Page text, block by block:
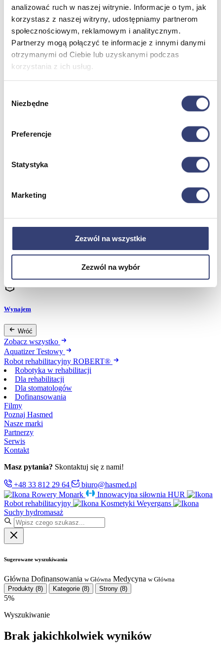
analizować ruch w naszej witrynie. Informacje o tym, jak
korzystasz z naszej witryny, udostępniamy partnerom
społecznościowym, reklamowym i analitycznym.
Partnerzy mogą połączyć te informacje z innymi danymi
otrzymanymi od Ciebie lub uzyskanymi podczas
korzystania z ich usług.
zgody
Niezbędne
Preferencje
Statystyka
Marketing
Zezwól na wszystkie
Zezwól na wybór
Meble medyczne
Wróć
Pielęgnacja mebli
Taborety i krzesła
Stoły
Fotele
Zobacz wszystko
Spa & Wellness
Wróć
Zdrowie i uroda
Zobacz wszystko
Wróć
Wynajem
Wróć
Zobacz wszystko
Aquatizer Testowy
Robot rehabilitacyjny ROBERT®
Robotyka w rehabilitacji
Dla rehabilitacji
Dla stomatologów
Dofinansowania
Filmy
Poznaj Hasmed
Nasze marki
Partnerzy
Serwis
Kontakt
Masz pytania? Skontaktuj się z nami!
+48 33 812 29 64
biuro@hasmed.pl
Rowery Monark
Innowacyjna siłownia HUR
Robot rehabilitacyjny
Kosmetyki Weyergans
Suchy hydromasaż
Sugerowane wyszukiwania
Główna Dofinansowania w Główna Medycyna w Główna
Produkty (8) Kategorie (8) Strony (8)
5%
Wyszukiwanie
Brak jakichkolwiek wyników